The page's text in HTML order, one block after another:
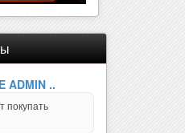
ADMIN ..
покупать